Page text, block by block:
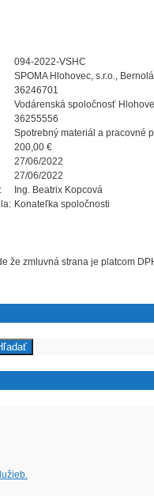
094-2022-VSHC
SPOMA Hlohovec, s.r.o.,
36246701
Vodárenská spoločnosť
36255556
Spotrebný materiál a pracovné
200,00 €
27/06/2022
27/06/2022
Ing. Beatrix Kopcová
Konateľka spoločnosti
že zmluvná strana je platcom